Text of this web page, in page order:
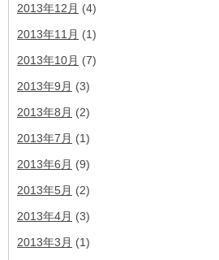
2013年12月 (4)
2013年11月 (1)
2013年10月 (7)
2013年9月 (3)
2013年8月 (2)
2013年7月 (1)
2013年6月 (9)
2013年5月 (2)
2013年4月 (3)
2013年3月 (1)